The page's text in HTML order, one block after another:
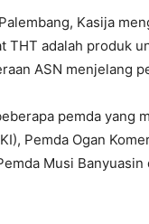
Kasija
THT adalah produk
ASN menjelang
pemda yang
Pemda Ogan
Musi Banyuasin